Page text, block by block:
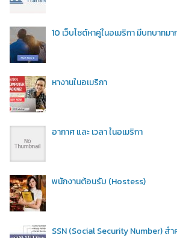
10 เว็บไซต์หาคู่ในอเมริกา มีบทบาทม
หางานในอเมริกา
อากาศ และ เวลา ในอเมริกา
พนักงานต้อนรับ (Hostess)
SSN (Social Security Number) ส